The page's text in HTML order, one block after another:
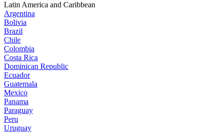
Latin America and Caribbean
Argentina
Bolivia
Brazil
Chile
Colombia
Costa Rica
Dominican Republic
Ecuador
Guatemala
Mexico
Panama
Paraguay
Peru
Uruguay